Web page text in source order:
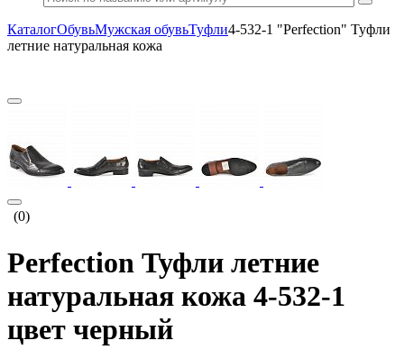
КаталогОбувьМужская обувьТуфли4-532-1 "Perfection" Туфли
летние натуральная кожа
(0)
Perfection Туфли летние
натуральная кожа 4-532-1
цвет черный